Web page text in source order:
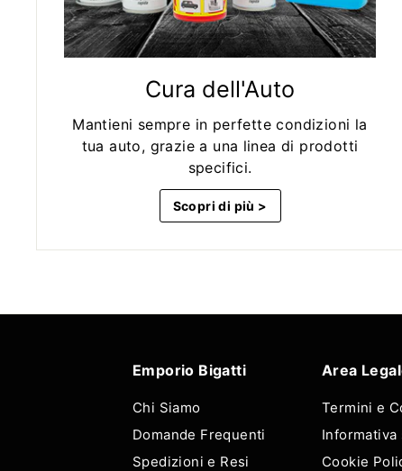
Cura dell'Auto
Mantieni sempre in perfette condizioni la
tua auto, grazie a una linea di prodotti
specifici.
Scopri di più >
Emporio Bigatti
Chi Siamo
Domande Frequenti
Spedizioni e Resi
Area
Termini e
Informativa
Cookie